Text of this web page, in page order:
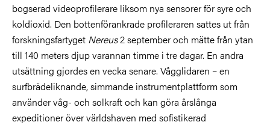
bogserad videoprofilerare liksom nya sensorer för syre och
koldioxid. Den bottenförankrade profileraren sattes ut från
forskningsfartyget Nereus2 september och mätte från ytan
till 140 meters djup varannan timme i tre dagar. En andra
utsättning gjordes en vecka senare. Vågglidaren – en
surfbrädeliknande, simmande instrumentplattform som
använder våg- och solkraft och kan göra årslånga
expeditioner över världshaven med sofistikerad